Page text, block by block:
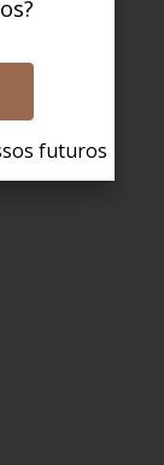
futuros